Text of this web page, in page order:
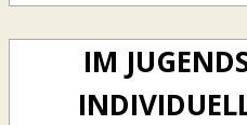
IM